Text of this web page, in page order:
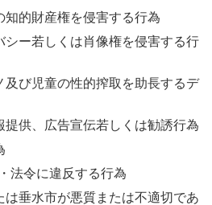
知的財産権を侵害する行為
シー若しくは肖像権を侵害する行
及び児童の性的搾取を助長するデ
提供、広告宣伝若しくは勧誘行為
法令に違反する行為
は垂水市が悪質または不適切であ